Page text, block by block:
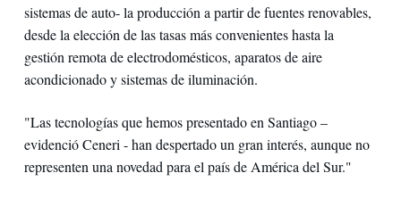
sistemas de auto- la producción a partir de fuentes renovables,
desde la elección de las tasas más convenientes hasta la
gestión remota de electrodomésticos, aparatos de aire
acondicionado y sistemas de iluminación.
"Las tecnologías que hemos presentado en Santiago –
evidenció Ceneri - han despertado un gran interés, aunque no
representen una novedad para el país de América del Sur."